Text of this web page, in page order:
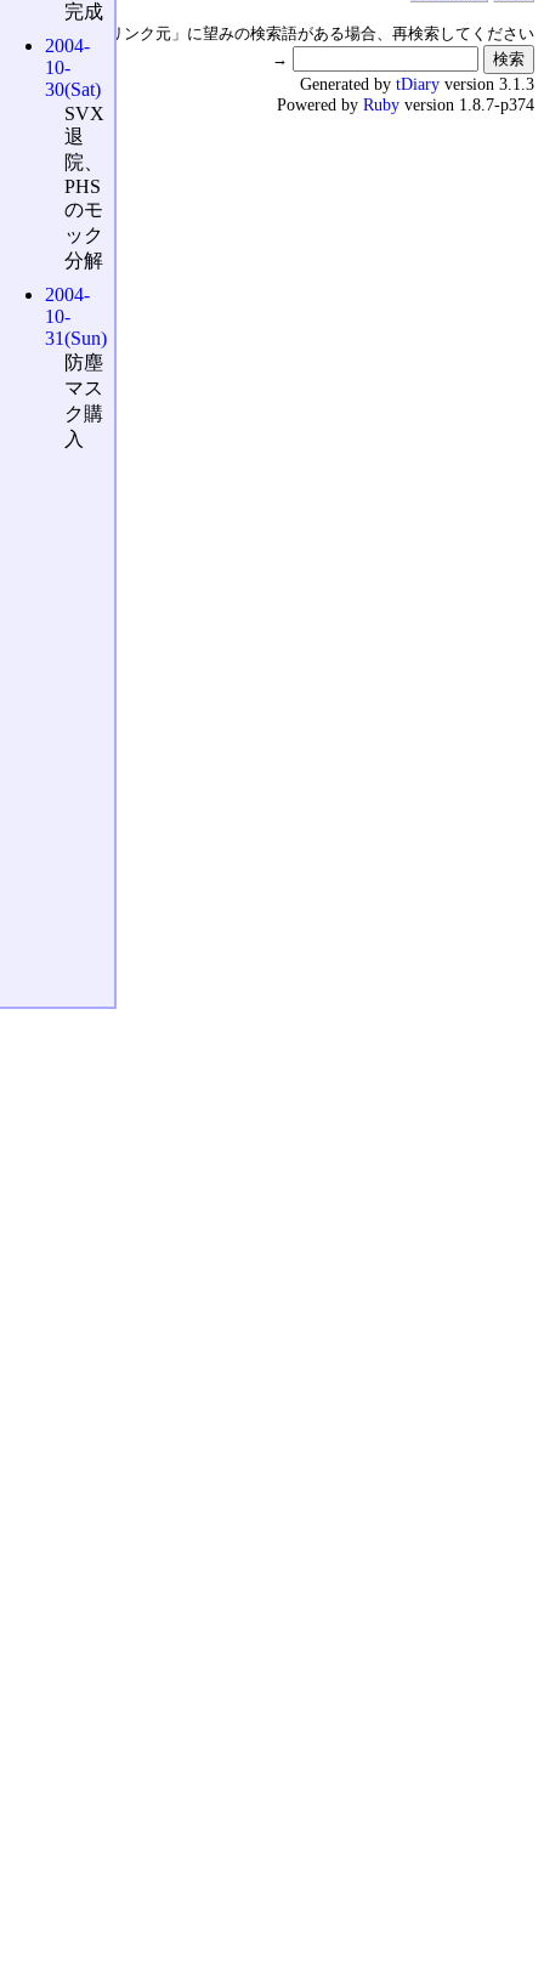
↑の「本日のリンク元」に望みの検索語がある場合、再検索してください
→
完成
2004-
10-
30(Sat)
SVX
退
院、
PHS
のモ
ック
分解
2004-
10-
31(Sun)
防塵
マス
ク購
入
Generated by tDiary version 3.1.3
Powered by Ruby version 1.8.7-p374